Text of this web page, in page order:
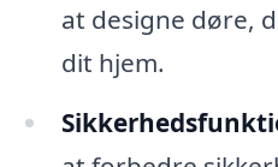
at designe døre,
dit hjem.